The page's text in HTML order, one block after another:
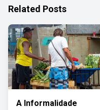
Related Posts
A Informalidade